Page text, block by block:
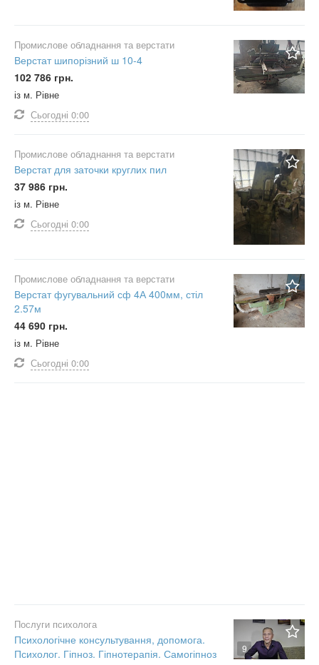
Промислове обладнання та верстати
Верстат шипорізний ш 10-4
102 786 грн.
із м. Рівне
Сьогодні 0:00
Промислове обладнання та верстати
Верстат для заточки круглих пил
37 986 грн.
із м. Рівне
Сьогодні 0:00
Промислове обладнання та верстати
Верстат фугувальний сф 4А 400мм, стіл
2.57м
44 690 грн.
із м. Рівне
Сьогодні 0:00
9
Послуги психолога
Психологічне консультування, допомога.
Психолог. Гіпноз. Гіпнотерапія. Самогіпноз